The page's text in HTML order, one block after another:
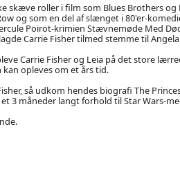
skæve roller i film som Blues Brothers og
og som en del af slænget i 80'er-
Poirot-krimien Stævnemøde Med
Carrie Fisher tilmed stemme til
Carrie Fisher og Leia på det store
kan opleves om et års tid.
så udkom hendes biografi The
3 måneder langt forhold til Star Wars-